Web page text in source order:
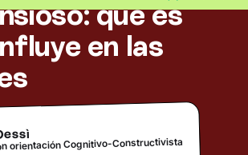
qué es
en las
orientación Cognitivo-Constructivista